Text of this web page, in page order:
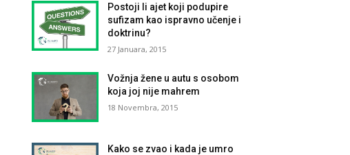
Postoji li ajet koji podupire
sufizam kao ispravno učenje i
doktrinu?
27 Januara, 2015
Vožnja žene u autu s osobom
koja joj nije mahrem
18 Novembra, 2015
Kako se zvao i kada je umro